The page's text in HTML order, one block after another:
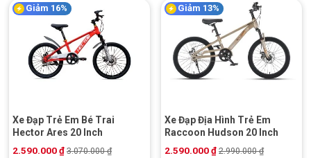
Giảm 16%
Xe Đạp Trẻ Em Bé Trai
Hector Ares 20 Inch
2.590.000₫ 3.070.000₫
Giảm 13%
Xe Đạp Địa Hình Trẻ Em
Raccoon Hudson 20 Inch
2.590.000₫ 2.990.000₫